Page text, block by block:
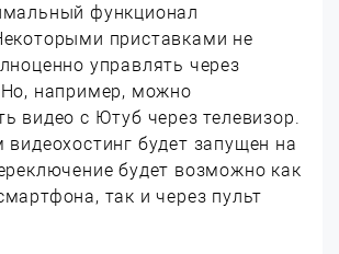
функционал
приставками не
управлять через
например, можно
видео с Ютуб через телевизор.
будет запущен на
будет возможно как
так и через пульт